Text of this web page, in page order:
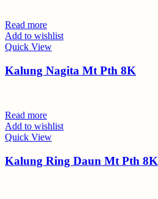
Read more
Add to wishlist
Quick View
Kalung Nagita Mt Pth 8K
Read more
Add to wishlist
Quick View
Kalung Ring Daun Mt Pth 8K